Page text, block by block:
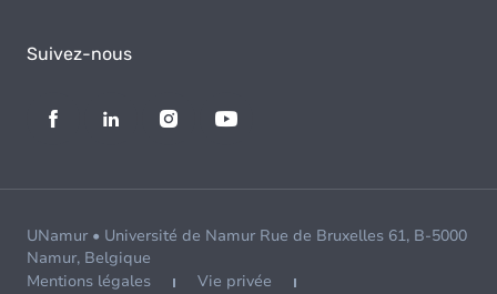
Suivez-nous
UNamur • Université de Namur Rue de Bruxelles 61, B-5000
Namur, Belgique
Mentions légales
Vie privée